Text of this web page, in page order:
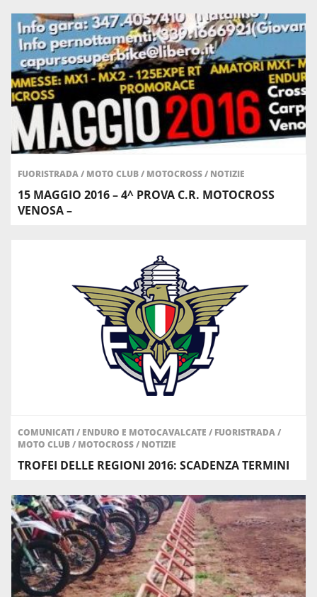
FUORISTRADA/ MOTO CLUB/ MOTOCROSS/ NOTIZIE
15 MAGGIO 2016 – 4^ PROVA C.R. MOTOCROSS
VENOSA –
COMUNICATI/ ENDURO E MOTOCAVALCATE / FUORISTRADA/
MOTO CLUB/ MOTOCROSS/ NOTIZIE
TROFEI DELLE REGIONI 2016: SCADENZA TERMINI